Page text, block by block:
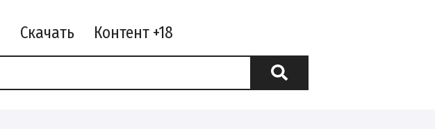
Скачать